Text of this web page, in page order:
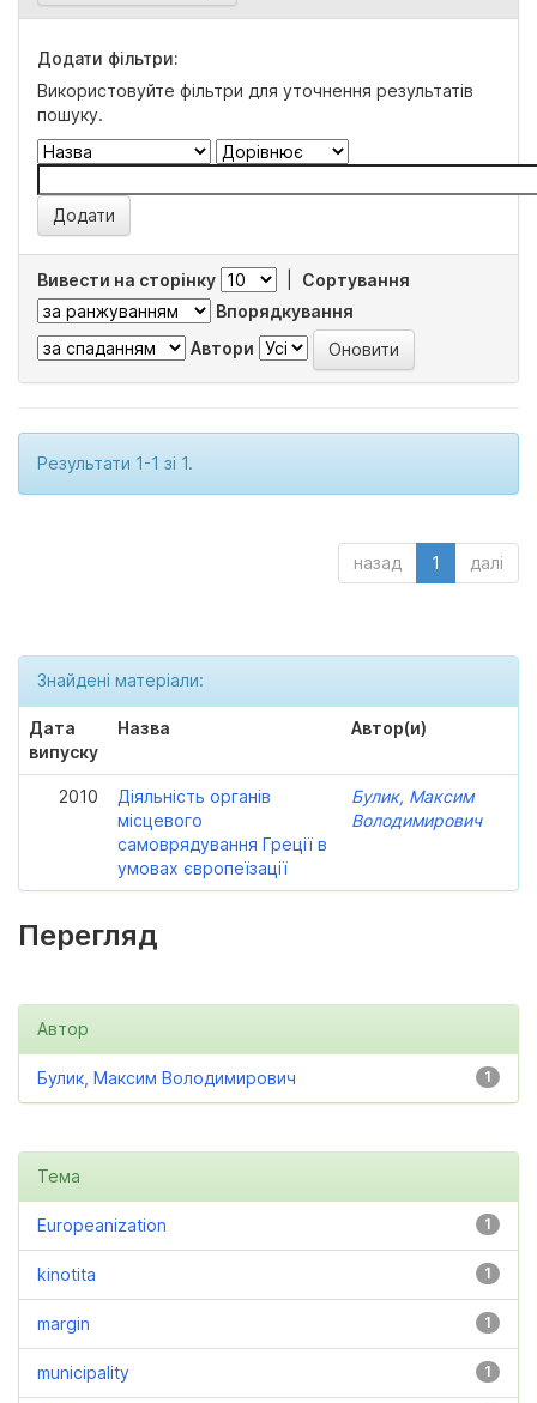
Додати фільтри:
Використовуйте фільтри для уточнення результатів
пошуку.
Вивести на сторінку
Сортування
Впорядкування
Автори
Результати 1-1 зі 1.
назад 1 далі
Знайдені матеріали:
Дата
випуску
Назва Автор(и)
2010
Діяльність органів
місцевого
самоврядування Греції в
умовах європеїзації
Булик, Максим
Володимирович
Перегляд
Автор
1
Булик, Максим Володимирович
Тема
1
Europeanization
1
kinotita
1
margin
1
municipality